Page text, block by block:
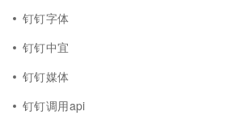
钉钉字体
钉钉中宜
钉钉媒体
钉钉调用api